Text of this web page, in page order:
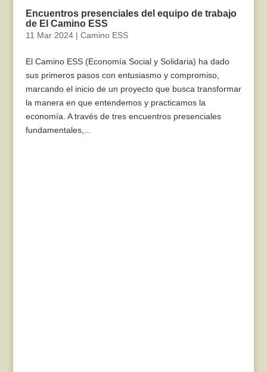
Encuentros presenciales del equipo de trabajo
de El Camino ESS
11 Mar 2024| Camino ESS
El Camino ESS (Economía Social y Solidaria) ha dado
sus primeros pasos con entusiasmo y compromiso,
marcando el inicio de un proyecto que busca transformar
la manera en que entendemos y practicamos la
economía. A través de tres encuentros presenciales
fundamentales,...